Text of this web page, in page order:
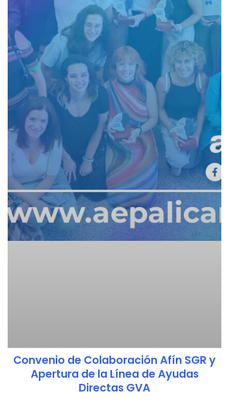
Convenio de Colaboración Afín SGR y
Apertura de la Línea de Ayudas
Directas GVA